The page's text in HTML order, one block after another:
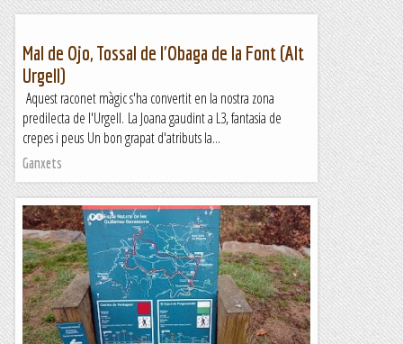
Mal de Ojo, Tossal de l'Obaga de la Font (Alt
Urgell)
Aquest raconet màgic s'ha convertit en la nostra zona
predilecta de l'Urgell. La Joana gaudint a L3, fantasia de
crepes i peus Un bon grapat d'atributs la...
Ganxets